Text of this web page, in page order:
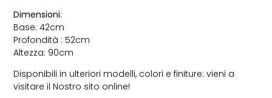
Dimensioni:
Base: 42cm
Profondità : 52cm
Altezza: 90cm
Disponibili in ulteriori modelli, colori e finiture: vieni a
visitare il Nostro sito online!